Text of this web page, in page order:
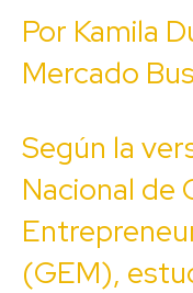
Por Kamila
Mercado
Según la
Nacional de
(GEM),